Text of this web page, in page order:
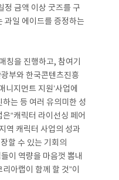
정 금액 이상 굿즈를 구
과일 에이드를 증정하는
칭을 진행하고, 참여기
부와 한국콘텐츠진흥
니지먼트 지원’사업에
는 등 여러 유의미한 성
“캐릭터 라이선싱 페어
역 캐릭터 사업의 성과
할 수 있는 기회의
이 역량을 마음껏 뽐내
아랩이 함께 할 것”이